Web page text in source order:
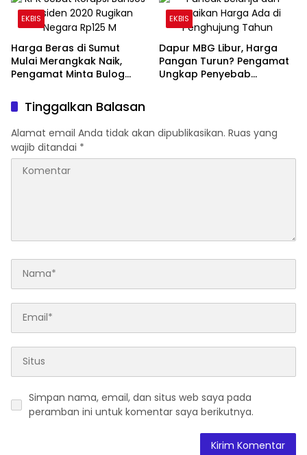
EKBIS
Harga Beras di Sumut
Mulai Merangkak Naik,
Pengamat Minta Bulog
EKBIS
Dapur MBG Libur, Harga
Pangan Turun? Pengamat
Ungkap Penyebab
Tinggalkan Balasan
Alamat email Anda tidak akan dipublikasikan. Ruas yang
wajib ditandai *
Simpan nama, email, dan situs web saya pada
peramban ini untuk komentar saya berikutnya.